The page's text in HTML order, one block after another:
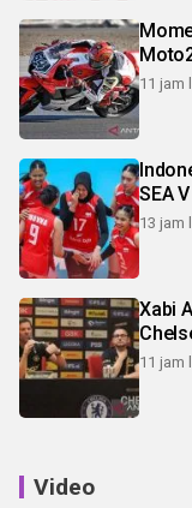
11 jam
SEA
13 jam
Xabi
11 jam
Video